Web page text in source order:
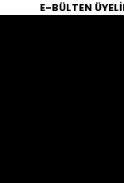
E-BÜLTEN